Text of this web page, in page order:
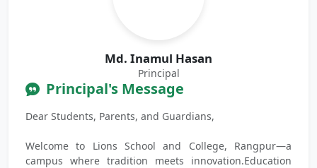
Md. Inamul Hasan
Principal
Principal's Message
Dear Students, Parents, and Guardians,
Welcome to Lions School and College, Rangpur—a
campus where tradition meets innovation.Education